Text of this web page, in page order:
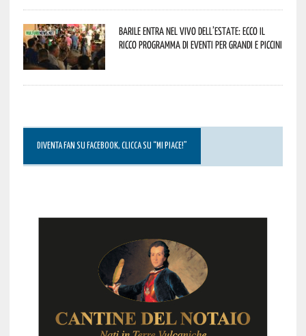
Barile entra nel vivo dell’estate: ecco il
ricco programma di eventi per grandi e piccini
DIVENTA FAN SU FACEBOOK, CLICCA SU “MI PIACE!”